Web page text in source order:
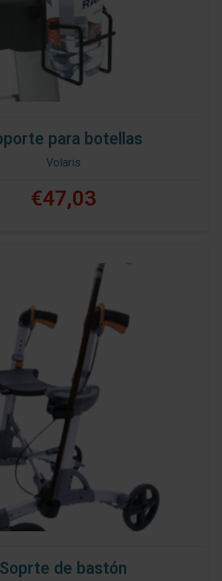
para botellas
Volaris
€47,03
Soprte de bastón